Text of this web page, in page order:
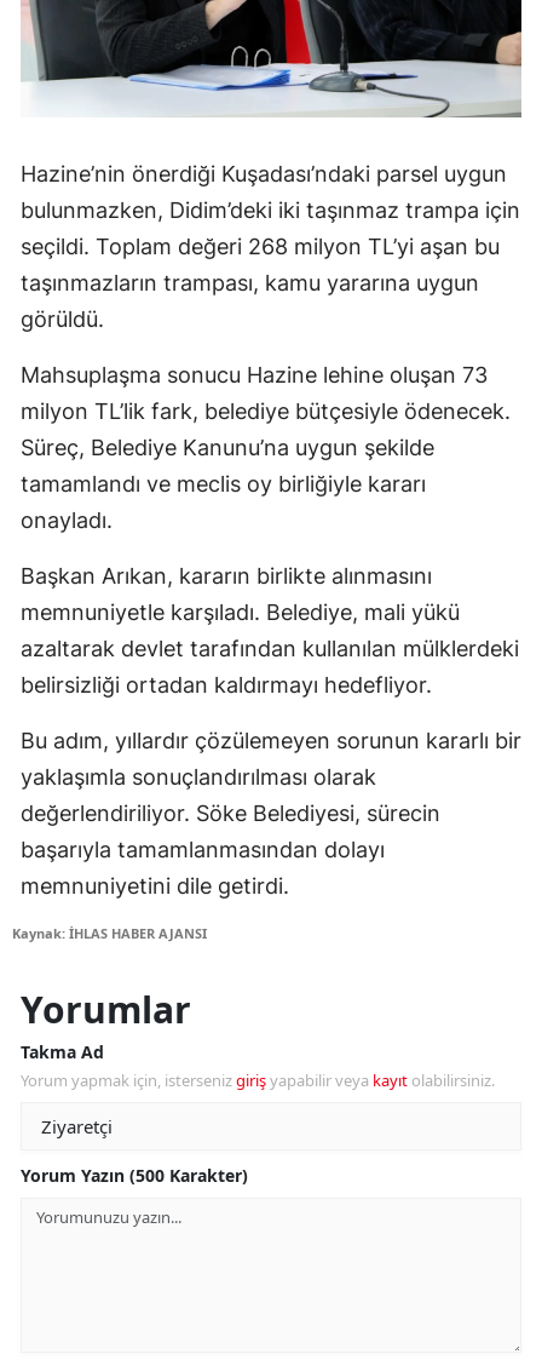
Hazine’nin önerdiği Kuşadası’ndaki parsel uygun
bulunmazken, Didim’deki iki taşınmaz trampa için
seçildi. Toplam değeri 268 milyon TL’yi aşan bu
taşınmazların trampası, kamu yararına uygun
görüldü.
Mahsuplaşma sonucu Hazine lehine oluşan 73
milyon TL’lik fark, belediye bütçesiyle ödenecek.
Süreç, Belediye Kanunu’na uygun şekilde
tamamlandı ve meclis oy birliğiyle kararı
onayladı.
Başkan Arıkan, kararın birlikte alınmasını
memnuniyetle karşıladı. Belediye, mali yükü
azaltarak devlet tarafından kullanılan mülklerdeki
belirsizliği ortadan kaldırmayı hedefliyor.
Bu adım, yıllardır çözülemeyen sorunun kararlı bir
yaklaşımla sonuçlandırılması olarak
değerlendiriliyor. Söke Belediyesi, sürecin
başarıyla tamamlanmasından dolayı
memnuniyetini dile getirdi.
Kaynak: İHLAS HABER AJANSI
Yorumlar
Takma Ad
Yorum yapmak için, istersenizgirişyapabilir veya kayıt olabilirsiniz.
Yorum Yazın (500 Karakter)